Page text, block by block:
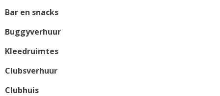
Bar en snacks
Buggyverhuur
Kleedruimtes
Clubsverhuur
Clubhuis